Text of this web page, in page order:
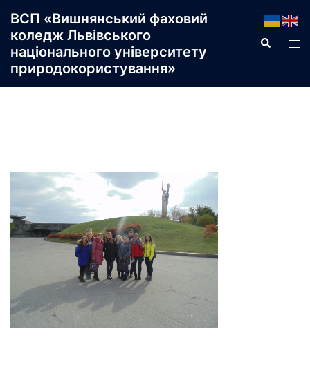
до
вмісту
ВСП «Вишнянський фаховий
коледж Львівського
національного університету
природокористування»
Пошук